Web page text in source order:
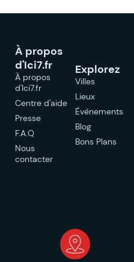
À propos
d'Ici7.fr
À propos
d'Ici7.fr
Centre d'aide
Presse
F.A.Q
Nous
contacter
Explorez
Villes
Lieux
Événements
Blog
Bons Plans